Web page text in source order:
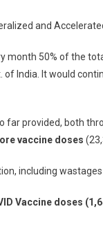
and
month 50% of the
of India. It would
far provided, both
vaccine doses
including
Vaccine doses